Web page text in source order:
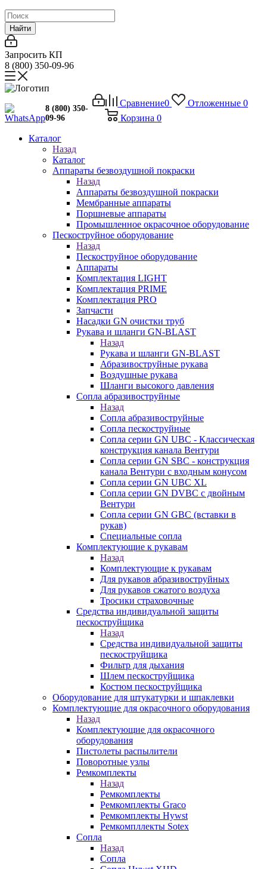
Найти
Запросить КП
8 (800) 350-09-96
Сравнение0 Отложенные 0
Корзина 0
8 (800) 350-
09-96
Каталог
Назад
Каталог
Аппараты безвоздушной покраски
Назад
Аппараты безвоздушной покраски
Мембранные аппараты
Поршневые аппараты
Промышленное окрасочное оборудование
Пескоструйное оборудование
Назад
Пескоструйное оборудование
Аппараты
Комплектация LIGHT
Комплектация PRIME
Комплектация PRO
Запчасти
Насадки GN очистки труб
Рукава и шланги GN-BLAST
Назад
Рукава и шланги GN-BLAST
Абразивоструйные рукава
Воздушные рукава
Шланги высокого давления
Сопла абразивоструйные
Назад
Сопла абразивоструйные
Сопла пескоструйные
Сопла серии GN UBC - Классическая
конструкция канала Вентури
Сопла серии GN SBC - конструкция
канала Вентури c входным конусом
Сопла серии GN UBC XL
Сопла серии GN DVBC с двойным
Вентури
Сопла серии GN GBC (вставки в
рукав)
Специальные сопла
Комплектующие к рукавам
Назад
Комплектующие к рукавам
Для рукавов абразивоструйных
Для рукавов сжатого воздуха
Тросики страховочные
Средства индивидуальной защиты
пескоструйщика
Назад
Средства индивидуальной защиты
пескоструйщика
Фильтр для дыхания
Шлем пескоструйщика
Костюм пескоструйщика
Оборудование для штукатурки и шпаклевки
Комплектующие для окрасочного оборудования
Назад
Комплектующие для окрасочного
оборудования
Пистолеты распылители
Поворотные узлы
Ремкомплекты
Назад
Ремкомплекты
Ремкомплекты Graco
Ремкомплекты Hywst
Ремкомпллекты Sotex
Сопла
Назад
Сопла